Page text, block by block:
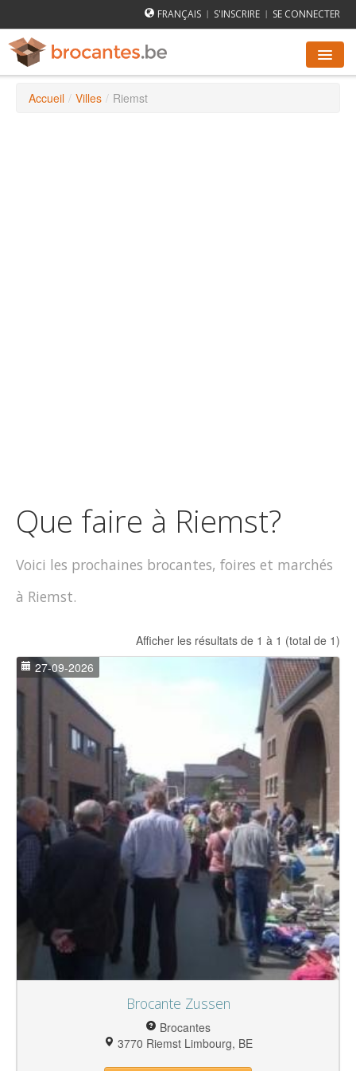
FRANÇAIS | S'INSCRIRE | SE CONNECTER
AGENDA DES BROCANTES
Accueil / Villes / Riemst
Que faire à Riemst?
Voici les prochaines brocantes, foires et marchés
à Riemst.
Afficher les résultats de 1 à 1 (total de 1)
27-09-2026
Brocante Zussen
Brocantes
3770 Riemst Limbourg, BE